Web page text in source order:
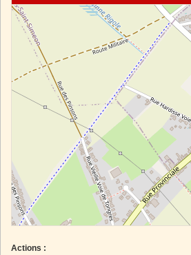
Actions :